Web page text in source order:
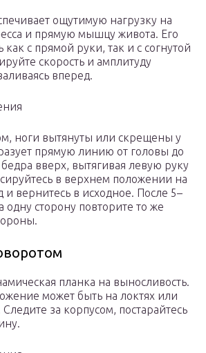
ощутимую нагрузку на
и прямую мышцу живота. Его
с прямой руки, так и с согнутой
скорость и амплитуду
вперед.
ноги вытянуты или скрещены у
прямую линию от головы до
вверх, вытягивая левую руку
в верхнем положении на
и вернитесь в исходное. После 5–
одну сторону повторите то же
планка на выносливость.
может быть на локтях или
за корпусом, постарайтесь